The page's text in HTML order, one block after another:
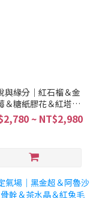
與緣分｜紅石榴＆金
＆糖紙膠花＆紅塔山
水晶
~ NT$2,980